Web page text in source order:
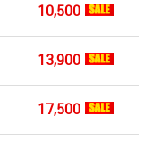
10,500
13,900
17,500